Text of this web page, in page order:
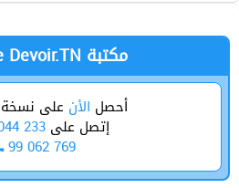
Librairie Devoir.TN مكتبة
أحصل الأن على
إتصل على 233
99 062 769